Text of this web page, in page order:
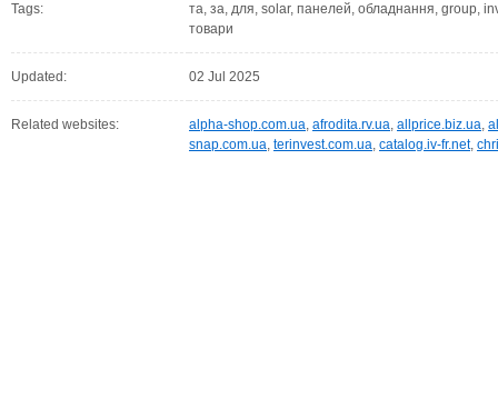
Tags:
та, за, для, solar, панелей, обладнання, group,
товари
Updated: 02 Jul 2025
Related websites: alpha-shop.com.ua, afrodita.rv.ua, allprice.biz.ua,
snap.com.ua, terinvest.com.ua, catalog.iv-fr.net,